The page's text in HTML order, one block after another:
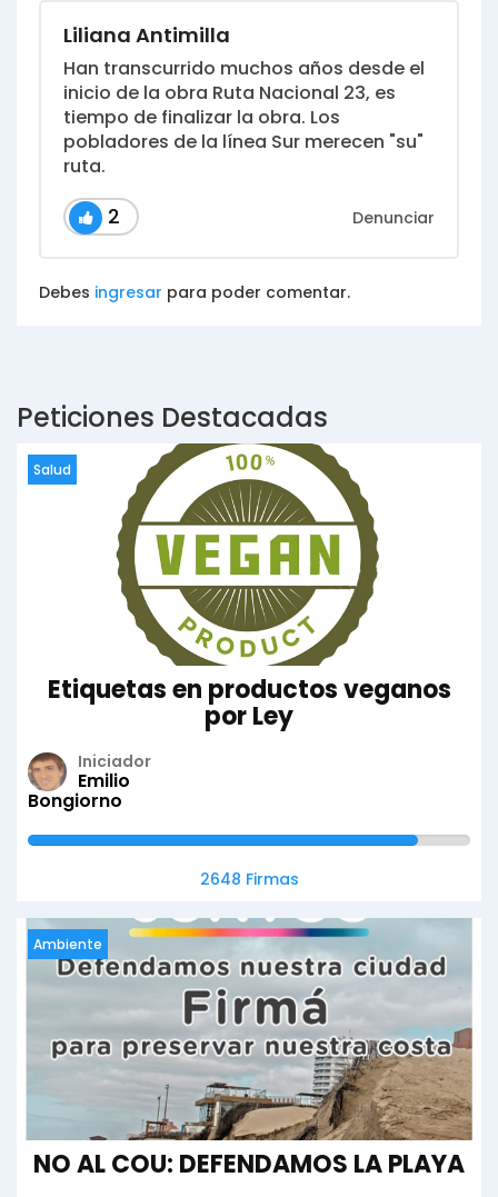
Liliana Antimilla
Han transcurrido muchos años desde el
inicio de la obra Ruta Nacional 23, es
tiempo de finalizar la obra. Los
pobladores de la línea Sur merecen "su"
ruta.
2 Denunciar
Debes ingresar para poder comentar.
Peticiones Destacadas
Salud
Etiquetas en productos veganos
por Ley
Iniciador
Emilio
Bongiorno
2648 Firmas
Ambiente
NO AL COU: DEFENDAMOS LA PLAYA